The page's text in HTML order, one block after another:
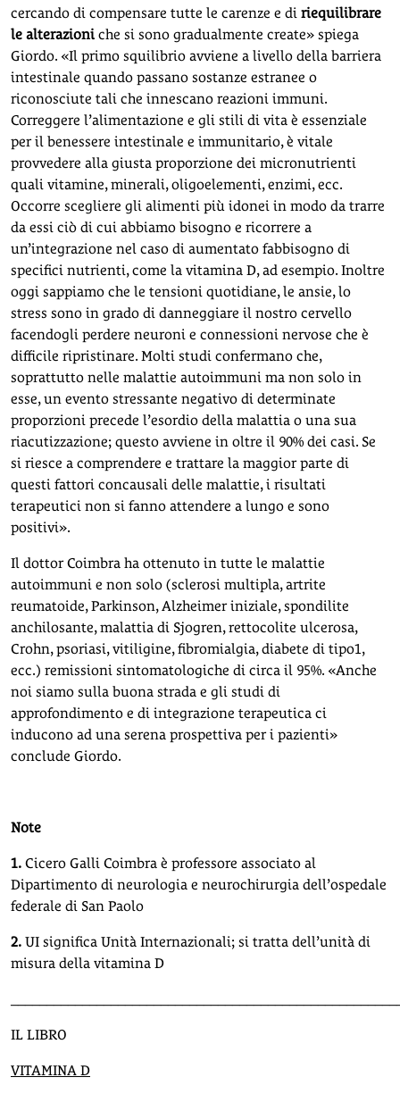
cercando di compensare tutte le carenze e di riequilibrare
le alterazioni che si sono gradualmente create» spiega
Giordo. «Il primo squilibrio avviene a livello della barriera
intestinale quando passano sostanze estranee o
riconosciute tali che innescano reazioni immuni.
Correggere l’alimentazione e gli stili di vita è essenziale
per il benessere intestinale e immunitario, è vitale
provvedere alla giusta proporzione dei micronutrienti
quali vitamine, minerali, oligoelementi, enzimi, ecc.
Occorre scegliere gli alimenti più idonei in modo da trarre
da essi ciò di cui abbiamo bisogno e ricorrere a
un’integrazione nel caso di aumentato fabbisogno di
specifici nutrienti, come la vitamina D, ad esempio. Inoltre
oggi sappiamo che le tensioni quotidiane, le ansie, lo
stress sono in grado di danneggiare il nostro cervello
facendogli perdere neuroni e connessioni nervose che è
difficile ripristinare. Molti studi confermano che,
soprattutto nelle malattie autoimmuni ma non solo in
esse, un evento stressante negativo di determinate
proporzioni precede l’esordio della malattia o una sua
riacutizzazione; questo avviene in oltre il 90% dei casi. Se
si riesce a comprendere e trattare la maggior parte di
questi fattori concausali delle malattie, i risultati
terapeutici non si fanno attendere a lungo e sono
positivi».
Il dottor Coimbra ha ottenuto in tutte le malattie
autoimmuni e non solo (sclerosi multipla, artrite
reumatoide, Parkinson, Alzheimer iniziale, spondilite
anchilosante, malattia di Sjogren, rettocolite ulcerosa,
Crohn, psoriasi, vitiligine, fibromialgia, diabete di tipo1,
ecc.) remissioni sintomatologiche di circa il 95%. «Anche
noi siamo sulla buona strada e gli studi di
approfondimento e di integrazione terapeutica ci
inducono ad una serena prospettiva per i pazienti»
conclude Giordo.
Note
1. Cicero Galli Coimbra è professore associato al
Dipartimento di neurologia e neurochirurgia dell’ospedale
federale di San Paolo
2. UI significa Unità Internazionali; si tratta dell’unità di
misura della vitamina D
IL LIBRO
VITAMINA D